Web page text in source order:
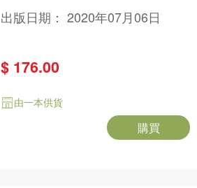
出版日期：2020年07月06日
$ 176.00
由一本供貨
購買